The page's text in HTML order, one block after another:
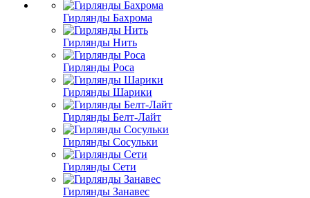
Гирлянды Бахрома
Гирлянды Нить
Гирлянды Роса
Гирлянды Шарики
Гирлянды Белт-Лайт
Гирлянды Сосульки
Гирлянды Сети
Гирлянды Занавес